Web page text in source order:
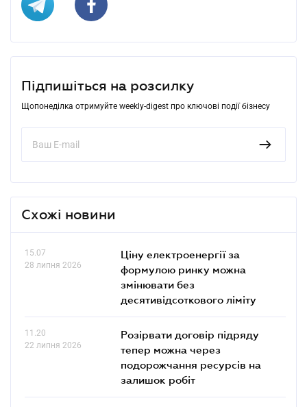
Підпишіться на розсилку
Щопонеділка отримуйте weekly-digest про ключові події бізнесу
Схожі новини
15.07
28 липня 2026
Ціну електроенергії за
формулою ринку можна
змінювати без
десятивідсоткового ліміту
11.20
22 липня 2026
Розірвати договір підряду
тепер можна через
подорожчання ресурсів на
залишок робіт